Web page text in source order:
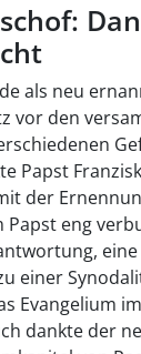
als neu
vor den
Papst
der
eng
einer
Evangelium
dankte der